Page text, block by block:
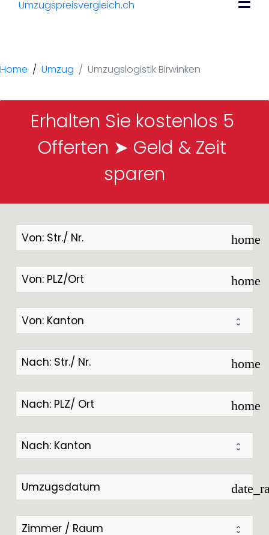
Umzugslogistik
Home Umzug Umzugslogistik Birwinken
Erhalten Sie kostenlos 5
Offerten ➤ Geld & Zeit
sparen
home
home
home
home